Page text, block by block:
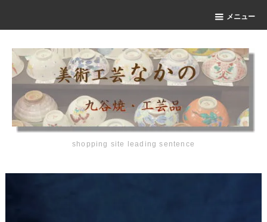
メニュー
shopping site leading sentence